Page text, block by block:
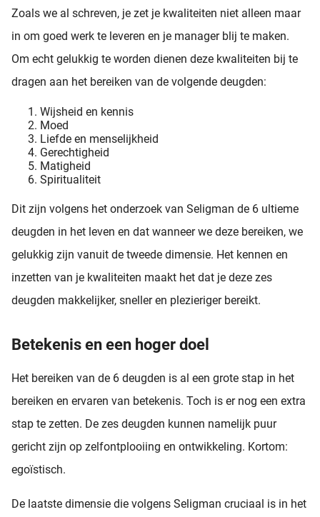
Zoals we al schreven, je zet je kwaliteiten niet alleen maar
in om goed werk te leveren en je manager blij te maken.
Om echt gelukkig te worden dienen deze kwaliteiten bij te
dragen aan het bereiken van de volgende deugden:
Wijsheid en kennis
Moed
Liefde en menselijkheid
Gerechtigheid
Matigheid
Spiritualiteit
Dit zijn volgens het onderzoek van Seligman de 6 ultieme
deugden in het leven en dat wanneer we deze bereiken, we
gelukkig zijn vanuit de tweede dimensie. Het kennen en
inzetten van je kwaliteiten maakt het dat je deze zes
deugden makkelijker, sneller en plezieriger bereikt.
Betekenis en een hoger doel
Het bereiken van de 6 deugden is al een grote stap in het
bereiken en ervaren van betekenis. Toch is er nog een extra
stap te zetten. De zes deugden kunnen namelijk puur
gericht zijn op zelfontplooiing en ontwikkeling. Kortom:
egoïstisch.
De laatste dimensie die volgens Seligman cruciaal is in het